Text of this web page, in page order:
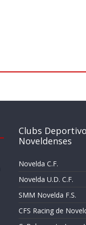
Clubs
Noveldenses
Novelda C.F.
Novelda U.D. C.F.
SMM Novelda F.S.
CFS Racing de